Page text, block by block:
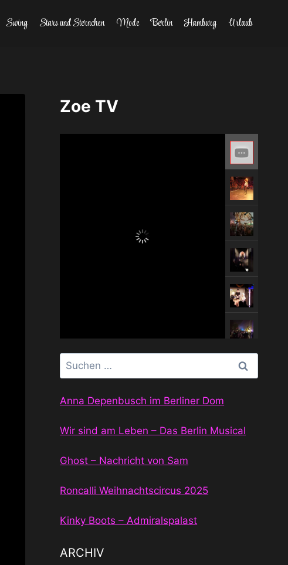
Swing Stars und Sternchen Mode Berlin Hamburg Urlaub
Zoe TV
Suchen
nach:
Anna Depenbusch im Berliner Dom
Wir sind am Leben – Das Berlin Musical
Ghost – Nachricht von Sam
Roncalli Weihnachtscircus 2025
Kinky Boots – Admiralspalast
ARCHIV